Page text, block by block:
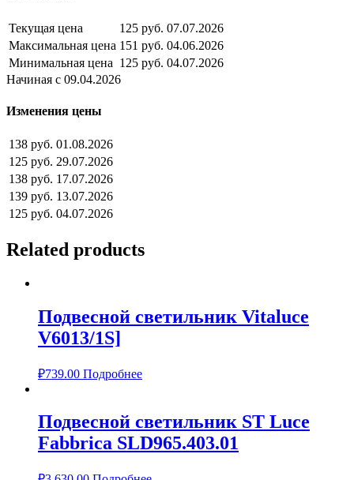
Текущая цена 125 руб. 07.07.2026
Максимальная цена 151 руб. 04.06.2026
Минимальная цена 125 руб. 04.07.2026
Начиная с 09.04.2026
Изменения цены
138 руб. 01.08.2026
125 руб. 29.07.2026
138 руб. 17.07.2026
139 руб. 13.07.2026
125 руб. 04.07.2026
Related products
Подвесной светильник Vitaluce
V6013/1S]
₽739.00 Подробнее
Подвесной светильник ST Luce
Fabbrica SLD965.403.01